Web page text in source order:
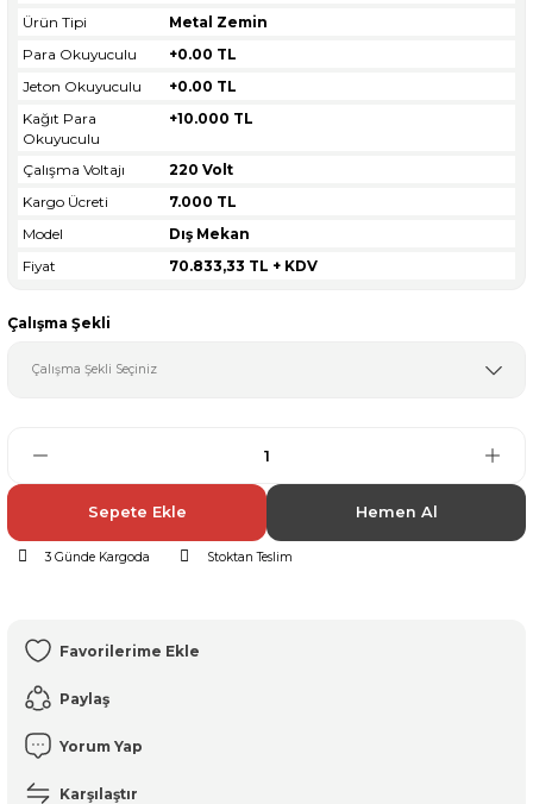
Ürün Tipi
Metal Zemin
Para Okuyuculu
+0.00 TL
Jeton Okuyuculu
+0.00 TL
Kağıt Para
Okuyuculu
+10.000 TL
Çalışma Voltajı
220 Volt
Kargo Ücreti
7.000 TL
Model
Dış Mekan
Fiyat
70.833,33 TL + KDV
Çalışma Şekli
Sepete Ekle Hemen Al
3 Günde Kargoda Stoktan Teslim
Paylaş
Yorum Yap
Karşılaştır